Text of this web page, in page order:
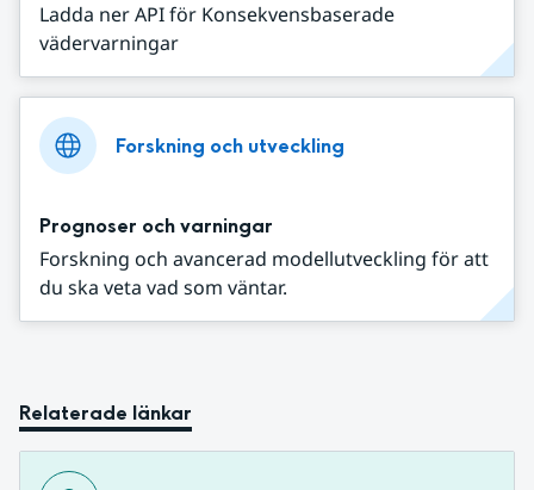
Ladda ner API för Konsekvensbaserade
vädervarningar
Forskning och utveckling
Prognoser och varningar
Forskning och avancerad modellutveckling för att
du ska veta vad som väntar.
Relaterade länkar